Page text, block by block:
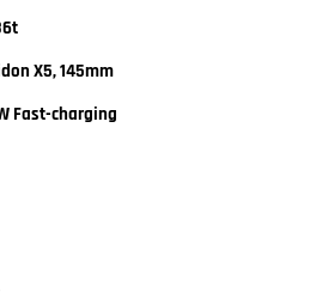
X5, 145mm
Fast-charging